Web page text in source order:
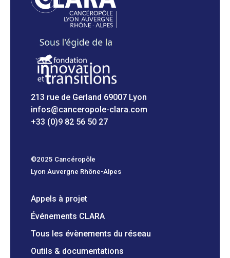
213 rue de Gerland 69007 Lyon
infos@canceropole-clara.com
+33 (0)9 82 56 50 27
©2025 Cancéropôle
Lyon Auvergne Rhône-Alpes
Appels à projet
Événements CLARA
Tous les évènements du réseau
Outils & documentations